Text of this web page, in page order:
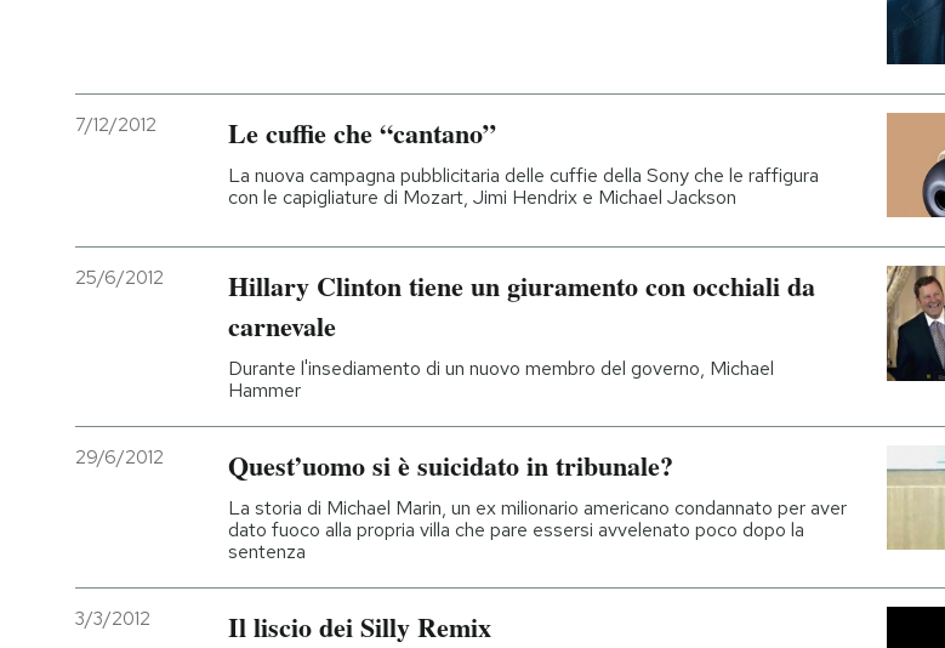
7/12/2012 Le cuffie che “cantano”
La nuova campagna pubblicitaria delle cuffie della Sony che le raffigura
con le capigliature di Mozart, Jimi Hendrix e Michael Jackson
25/6/2012
Hillary Clinton tiene un giuramento con occhiali da
carnevale
Durante l'insediamento di un nuovo membro del governo, Michael
Hammer
29/6/2012 Quest’uomo si è suicidato in tribunale?
La storia di Michael Marin, un ex milionario americano condannato per aver
dato fuoco alla propria villa che pare essersi avvelenato poco dopo la
sentenza
3/3/2012 Il liscio dei Silly Remix